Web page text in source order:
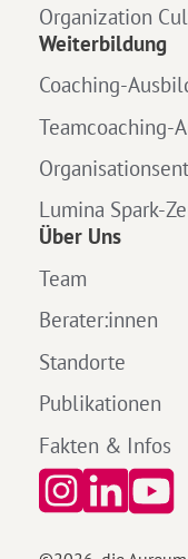
Organization
Weiterbildung
Coaching-
Teamcoaching-
Lumina Spark-
Über Uns
Team
Berater:innen
Standorte
Publikationen
Fakten & Infos